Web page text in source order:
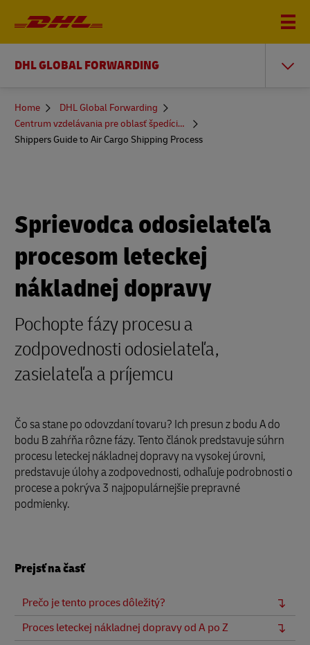
DHL GLOBAL FORWARDING
You
here
Home
DHL Global Forwarding
Centrum vzdelávania pre oblasť špedície nákladnej prepravy
Shippers Guide to Air Cargo Shipping Process
Sprievodca odosielateľa
procesom leteckej
nákladnej dopravy
Pochopte fázy procesu a
zodpovednosti odosielateľa,
zasielateľa a príjemcu
Čo sa stane po odovzdaní tovaru? Ich presun z bodu A do
bodu B zahŕňa rôzne fázy. Tento článok predstavuje súhrn
procesu leteckej nákladnej dopravy na vysokej úrovni,
predstavuje úlohy a zodpovednosti, odhaľuje podrobnosti o
procese a pokrýva 3 najpopulárnejšie prepravné
podmienky.
Prejsť na časť
Prečo je tento proces dôležitý?
Proces leteckej nákladnej dopravy od A po Z